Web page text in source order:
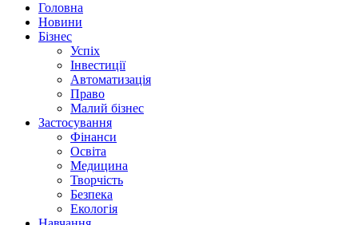
Головна
Новини
Бізнес
Успіх
Інвестиції
Автоматизація
Право
Малий бізнес
Застосування
Фінанси
Освіта
Медицина
Творчість
Безпека
Екологія